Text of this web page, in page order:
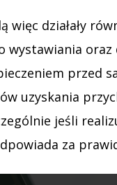
więc działały
wystawiania
przed
uzyskania
jeśli
za